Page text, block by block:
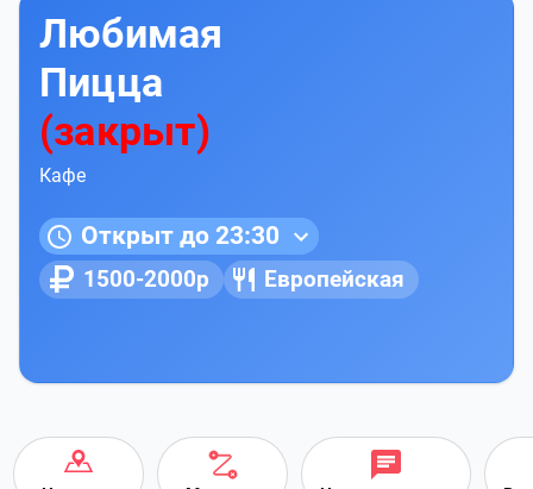
Любимая
Пицца
(закрыт)
Кафе
Открыт до 23:30
1500-2000р Европейская